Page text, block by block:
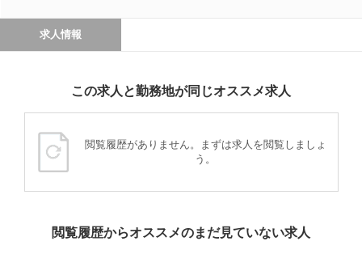
求人情報
この求人と勤務地が同じオススメ求人
閲覧履歴がありません。まずは求人を閲覧しましょ
う。
閲覧履歴からオススメのまだ見ていない求人